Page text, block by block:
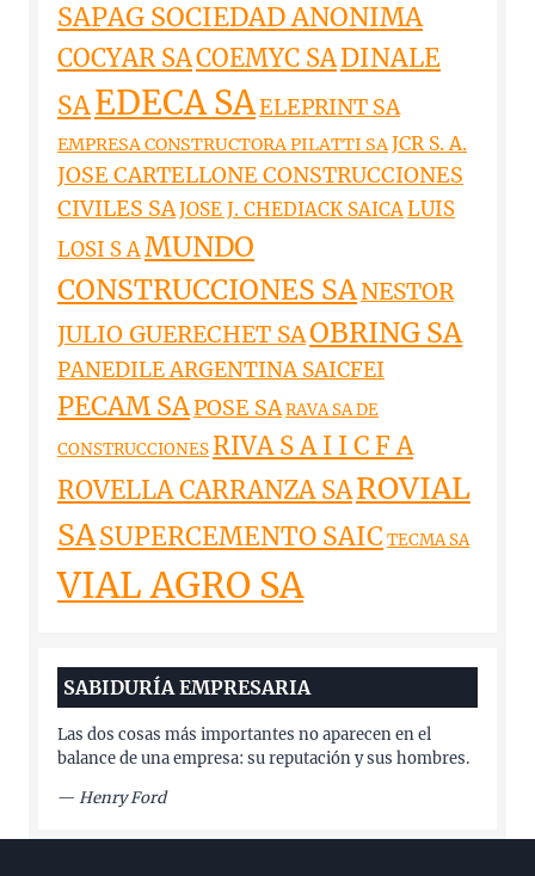
SAPAG SOCIEDAD ANONIMA
COCYAR SACOEMYC SADINALE
SAEDECA SAELEPRINT SA
EMPRESA CONSTRUCTORA PILATTI SAJCR S. A.
JOSE CARTELLONE CONSTRUCCIONES
CIVILES SAJOSE J. CHEDIACK SAICALUIS
LOSI S AMUNDO
CONSTRUCCIONES SANESTOR
JULIO GUERECHET SAOBRING SA
PANEDILE ARGENTINA SAICFEI
PECAM SAPOSE SARAVA SA DE
CONSTRUCCIONES RIVA S A I I C F A
ROVELLA CARRANZA SAROVIAL
SASUPERCEMENTO SAIC TECMA SA
VIAL AGRO SA
SABIDURÍA EMPRESARIA
Las dos cosas más importantes no aparecen en el
balance de una empresa: su reputación y sus hombres.
— Henry Ford